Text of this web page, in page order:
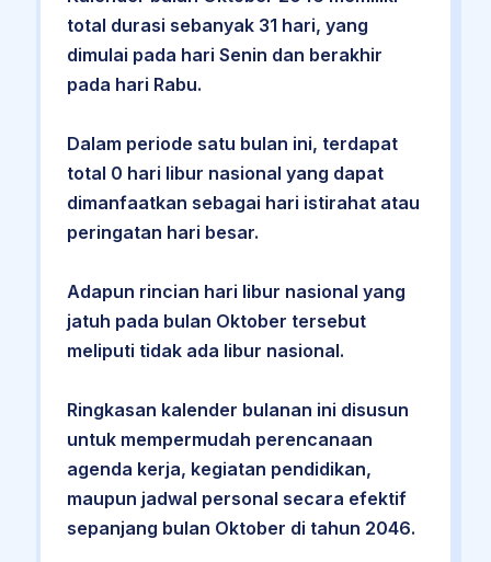
total durasi sebanyak 31 hari, yang
dimulai pada hari Senin dan berakhir
pada hari Rabu.
Dalam periode satu bulan ini, terdapat
total 0 hari libur nasional yang dapat
dimanfaatkan sebagai hari istirahat atau
peringatan hari besar.
Adapun rincian hari libur nasional yang
jatuh pada bulan Oktober tersebut
meliputi tidak ada libur nasional.
Ringkasan kalender bulanan ini disusun
untuk mempermudah perencanaan
agenda kerja, kegiatan pendidikan,
maupun jadwal personal secara efektif
sepanjang bulan Oktober di tahun 2046.